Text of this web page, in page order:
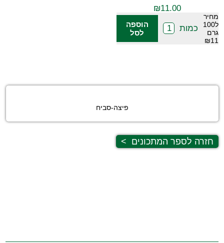
₪11.00
מחיר
ל100
גרם
₪11
כמות
הוספה
לסל
פיצה-סביח
חזרה לספר המתכונים >